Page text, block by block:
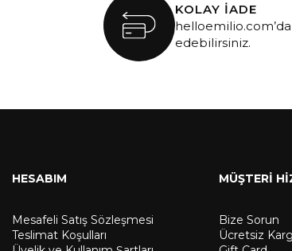
KOLAY İADE
edebilirsiniz.
HESABIM
Mesafeli Satış Sözleşmesi
Teslimat Koşulları
MÜŞTERİ
Bize Sorun
Ücretsiz